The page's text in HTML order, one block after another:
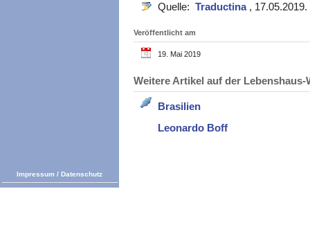
Quelle: Traductina , 17.05.2019.
Veröffentlicht am
19. Mai 2019
Weitere Artikel auf der
Brasilien
Leonardo Boff
Impressum / Datenschutz